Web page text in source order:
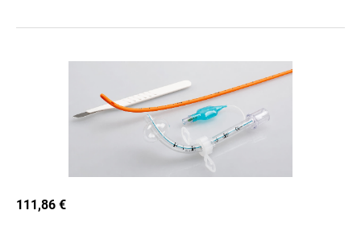
111,86 €